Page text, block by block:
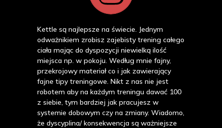
Kettle są najlepsze na świecie. Jednym
odważnikiem zrobisz zajebisty trening całego
ciała mając do dyspozycji niewielką ilość
miejsca np. w pokoju. Według mnie fajny,
przekrojowy materiał co i jak zawierający
fajne tipy treningowe. Nikt z nas nie jest
robotem aby na każdym treningu dawać 100
z siebie, tym bardziej jak pracujesz w
systemie dobowym czy na zmiany. Wiadomo,
że dyscyplina/ konsekwencja są ważniejsze